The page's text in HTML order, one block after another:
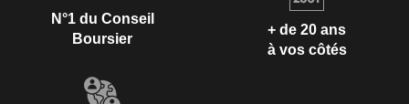
N°1 du Conseil
Boursier
+ de 20 ans
à vos côtés